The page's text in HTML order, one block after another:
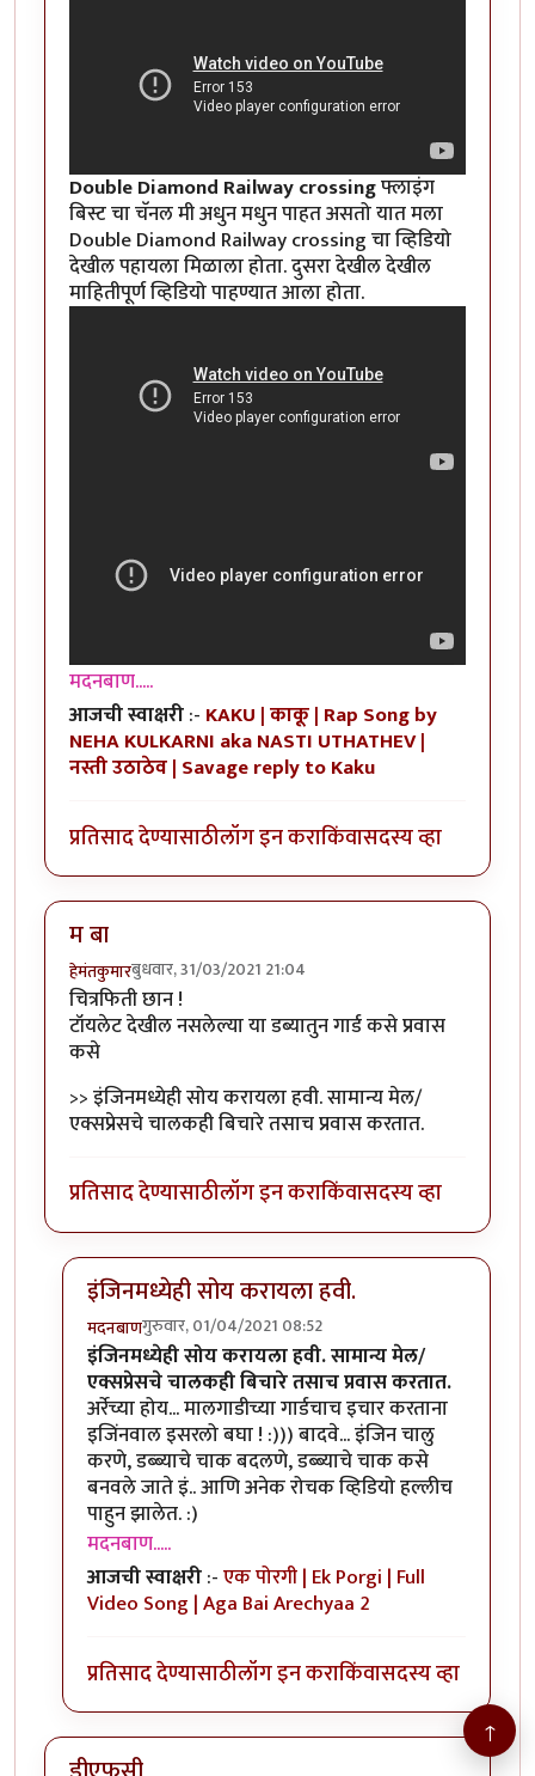
Double Diamond Railway crossingफ्लाइंग
बिस्ट चा चॅनल मी अधुन मधुन पाहत असतो यात मला
Double Diamond Railway crossing चा व्हिडियो
देखील पहायला मिळाला होता. दुसरा देखील देखील
माहितीपूर्ण व्हिडियो पाहण्यात आला होता.
मदनबाण.....
आजची स्वाक्षरी:- KAKU | काकू | Rap Song by
NEHA KULKARNI aka NASTI UTHATHEV |
नस्ती उठाठेव | Savage reply to Kaku
प्रतिसाद देण्यासाठीलॉग इन कराकिंवासदस्य व्हा
म बा
हेमंतकुमारबुधवार, 31/03/2021 21:04
चित्रफिती छान !
टॉयलेट देखील नसलेल्या या डब्यातुन गार्ड कसे प्रवास
कसे
>> इंजिनमध्येही सोय करायला हवी. सामान्य मेल/
एक्सप्रेसचे चालकही बिचारे तसाच प्रवास करतात.
प्रतिसाद देण्यासाठीलॉग इन कराकिंवासदस्य व्हा
इंजिनमध्येही सोय करायला हवी.
मदनबाणगुरुवार, 01/04/2021 08:52
In reply toम बाbyहेमंतकुमार
इंजिनमध्येही सोय करायला हवी. सामान्य मेल/
एक्सप्रेसचे चालकही बिचारे तसाच प्रवास करतात.
अर्रेच्या होय... मालगाडीच्या गार्डचाच इचार करताना
इजिंनवाल इसरलो बघा ! :))) बादवे... इंजिन चालु
करणे, डब्ब्याचे चाक बदलणे, डब्ब्याचे चाक कसे
बनवले जाते इं.. आणि अनेक रोचक व्हिडियो हल्लीच
पाहुन झालेत. :)
मदनबाण.....
आजची स्वाक्षरी:-एक पोरगी | Ek Porgi | Full
Video Song | Aga Bai Arechyaa 2
प्रतिसाद देण्यासाठीलॉग इन कराकिंवासदस्य व्हा
↑